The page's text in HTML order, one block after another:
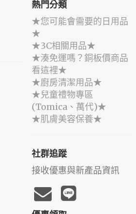
熱門分類
★您可能會需要的日用品
★
★3C相關用品★
★湊免運嗎？銅板價商品
看這裡★
★廚房清潔用品★
★兒童禮物專區
(Tomica、萬代)★
★肌膚美容保養★
社群追蹤
接收優惠與新產品資訊